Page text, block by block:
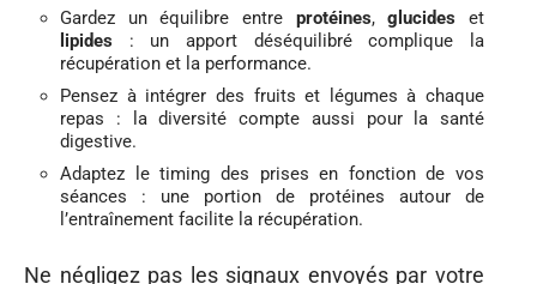
Gardez un équilibre entre protéines,glucides et
lipides : un apport déséquilibré complique la
récupération et la performance.
Pensez à intégrer des fruits et légumes à chaque
repas : la diversité compte aussi pour la santé
digestive.
Adaptez le timing des prises en fonction de vos
séances : une portion de protéines autour de
l’entraînement facilite la récupération.
Ne négligez pas les signaux envoyés par votre